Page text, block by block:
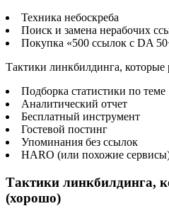
Техника небоскреба
Поиск и замена нерабочих
Покупка «500 ссылок с DA
Тактики линкбилдинга, которые
Подборка статистики по теме
Аналитический отчет
Бесплатный инструмент
Гостевой постинг
Упоминания без ссылок
HARO (или похожие
Тактики линкбилдинга,
(хорошо)